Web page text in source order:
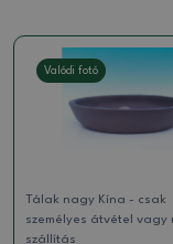
Valódi fotó
Tálak nagy Kína - csak
személyes átvétel vagy
szállítás